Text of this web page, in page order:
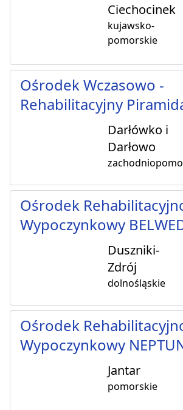
Ciechocinek
kujawsko-
pomorskie
Ośrodek Wczasowo -
Rehabilitacyjny
Darłówko i
Darłowo
Ośrodek
Wypoczynkowy
Duszniki-
Zdrój
dolnośląskie
Ośrodek
Wypoczynkowy
Jantar
pomorskie